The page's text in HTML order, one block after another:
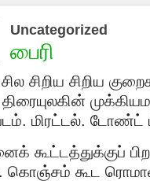
Uncategorized
பைரி
சிறிய சிறிய
மிரட்டல்.
கூட்டத்துக்குப்
கொஞ்சம் கூட